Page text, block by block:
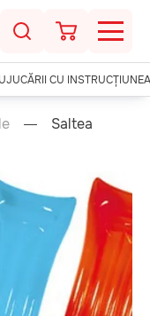
JUCĂRII CU
Saltea